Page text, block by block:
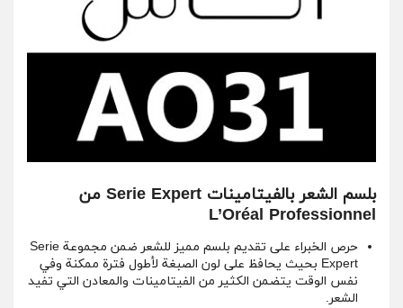
بلسم الشعر بالفيتامينات Serie Expert من
L’Oréal Professionnel
حرص الخبراء على تقديم بلسم مميز للشعر ضمن مجموعة Serie
Expert بحيث يحافظ على لون الصبغة لأطول فترة ممكنة وفي
نفس الوقت يتضمن الكثير من الفيتامينات والمعادن التي تفيد
الشعر.